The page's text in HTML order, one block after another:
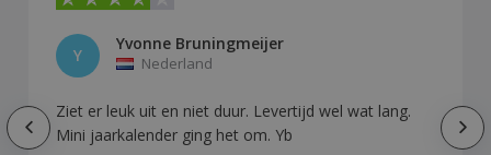
Y
Yvonne Bruningmeijer
Nederland
Ziet er leuk uit en niet duur. Levertijd wel wat lang.
Mini jaarkalender ging het om. Yb